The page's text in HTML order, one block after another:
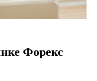
Форекс